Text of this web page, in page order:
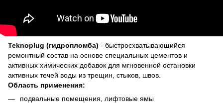
Teknoplug (гидропломба) - быстросхватывающийся
ремонтный состав на основе специальных цементов и
активных химических добавок для мгновенной остановки
активных течей воды из трещин, стыков, швов.
Область применения:
подвальные помещения, лифтовые ямы